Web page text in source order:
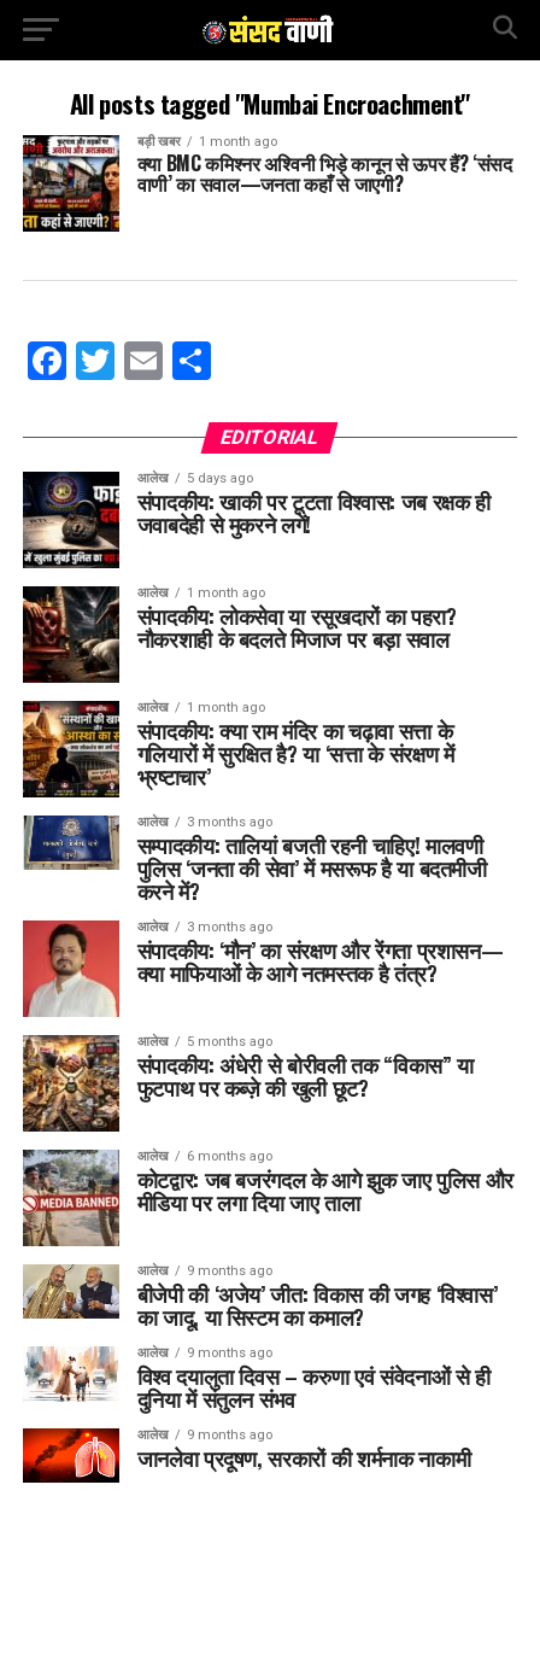
All posts tagged "Mumbai Encroachment"
बड़ी खबर 1 month ago
क्या BMC कमिश्नर अश्विनी भिड़े कानून से ऊपर हैं? ‘संसद
वाणी’ का सवाल—जनता कहाँ से जाएगी?
Facebook
Twitter
EmailShare
EDITORIAL
आलेख 5 days ago
संपादकीय: खाकी पर टूटता विश्वास: जब रक्षक ही
जवाबदेही से मुकरने लगें!
आलेख 1 month ago
संपादकीय: लोकसेवा या रसूखदारों का पहरा?
नौकरशाही के बदलते मिजाज पर बड़ा सवाल
आलेख 1 month ago
संपादकीय: क्या राम मंदिर का चढ़ावा सत्ता के
गलियारों में सुरक्षित है? या ‘सत्ता के संरक्षण में
भ्रष्टाचार’
आलेख 3 months ago
सम्पादकीय: तालियां बजती रहनी चाहिए! मालवणी
पुलिस ‘जनता की सेवा’ में मसरूफ है या बदतमीजी
करने में?
आलेख 3 months ago
संपादकीय: ‘मौन’ का संरक्षण और रेंगता प्रशासन—
क्या माफियाओं के आगे नतमस्तक है तंत्र?
आलेख 5 months ago
संपादकीय: अंधेरी से बोरीवली तक “विकास” या
फुटपाथ पर कब्ज़े की खुली छूट?
आलेख 6 months ago
कोटद्वार: जब बजरंगदल के आगे झुक जाए पुलिस और
मीडिया पर लगा दिया जाए ताला
आलेख 9 months ago
बीजेपी की ‘अजेय’ जीत: विकास की जगह ‘विश्वास’
का जादू, या सिस्टम का कमाल?
आलेख 9 months ago
विश्व दयालुता दिवस – करुणा एवं संवेदनाओं से ही
दुनिया में संतुलन संभव
आलेख 9 months ago
जानलेवा प्रदूषण, सरकारों की शर्मनाक नाकामी